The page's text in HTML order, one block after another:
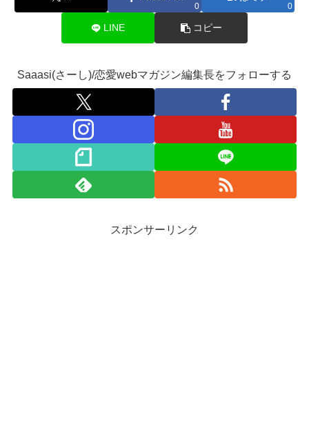
0 0
LINE コピー
Saaasi(さーし)/恋愛webマガジン編集長をフォローする
スポンサーリンク